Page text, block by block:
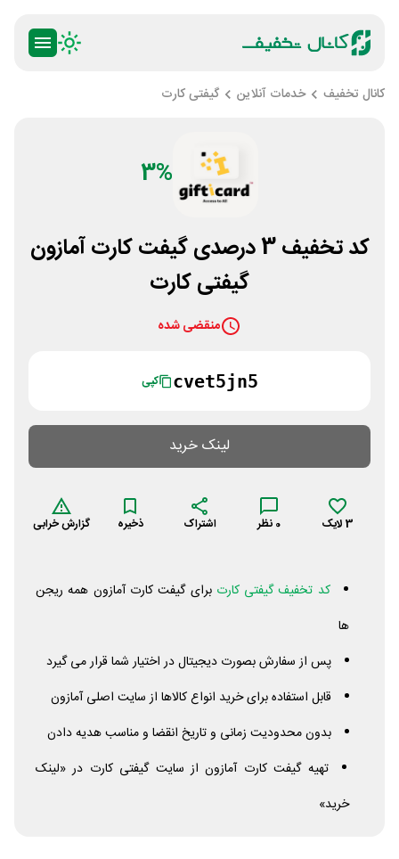
کانال تخفیف خدمات آنلاین گیفتی کارت
3%
کد تخفیف 3 درصدی گیفت کارت آمازون
گیفتی کارت
منقضی شده
cvet5jn5 کپی
لینک خرید
3 لایک 0 نظر اشتراک ذخیره گزارش خرابی
کد تخفیف گیفتی کارت برای گیفت کارت آمازون همه ریجن
ها
پس از سفارش بصورت دیجیتال در اختیار شما قرار می گیرد
قابل استفاده برای خرید انواع کالاها از سایت اصلی آمازون
بدون محدودیت زمانی و تاریخ انقضا و مناسب هدیه دادن
تهیه گیفت کارت آمازون از سایت گیفتی کارت در «لینک
خرید»